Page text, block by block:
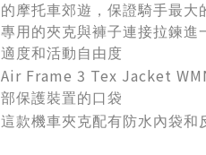
的摩托車郊遊，保證騎手最大
專用的夾克與褲子連接拉鍊
適度和活動自由度
Air Frame 3 Tex Jacket
部保護裝置的口袋
這款機車夾克配有防水內袋和